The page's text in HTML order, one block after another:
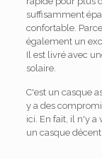
suffisamment
confortable.
également un
Il est livré avec
solaire.
C'est un casque
y a des
ici. En fait, il n'y a
un casque